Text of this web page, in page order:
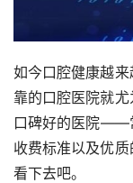
如今口腔健康越
靠的口腔医院就
口碑好的医院——
收费标准以及优
看下去吧。